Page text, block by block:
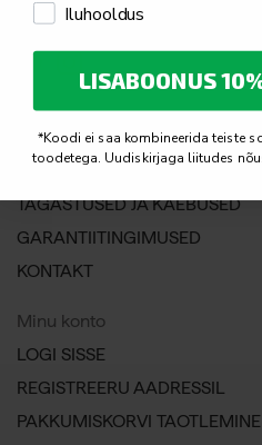
Klienditeenindus
TARNE- JA MAKSETINGIMUSED
TAGASTUSED JA KAEBUSED
GARANTIITINGIMUSED
KONTAKT
Minu konto
LOGI SISSE
REGISTREERU AADRESSIL
PAKKUMISKORVI TAOTLEMINE
Iluhooldus
LISABOONUS
*Koodi ei saa kombineerida teiste
toodetega. Uudiskirjaga liitudes